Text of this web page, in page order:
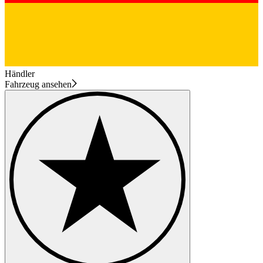
Händler
Fahrzeug ansehen